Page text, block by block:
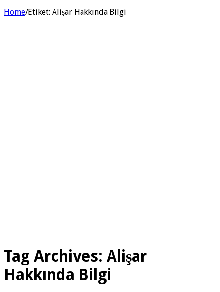
Home/Etiket: Alişar Hakkında Bilgi
Tag Archives: Alişar
Hakkında Bilgi